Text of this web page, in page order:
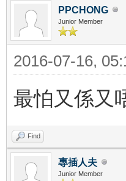
PPCHONG
Junior Member
2016-07-16,
最怕又係又
Find
專插人夫
Junior Member